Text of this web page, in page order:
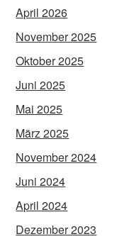
April 2026
November 2025
Oktober 2025
Juni 2025
Mai 2025
März 2025
November 2024
Juni 2024
April 2024
Dezember 2023